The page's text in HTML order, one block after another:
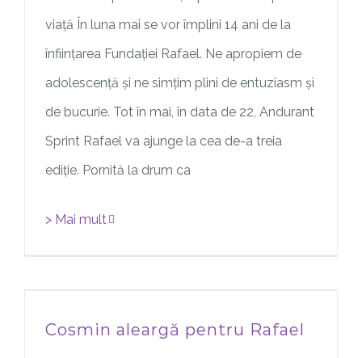
viață În luna mai se vor împlini 14 ani de la
înființarea Fundației Rafael. Ne apropiem de
adolescență și ne simțim plini de entuziasm și
de bucurie. Tot în mai, în data de 22, Andurant
Sprint Rafael va ajunge la cea de-a treia
ediție. Pornită la drum ca
> Mai mult
Cosmin aleargă pentru Rafael